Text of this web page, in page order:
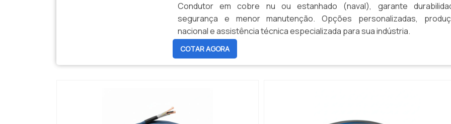
Condutor em cobre nu ou estanhado (naval), garante
segurança e menor manutenção. Opções personalizadas,
nacional e assistência técnica especializada para sua indústria.
COTAR AGORA